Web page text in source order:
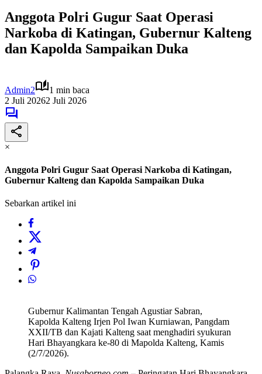
Anggota Polri Gugur Saat Operasi
Narkoba di Katingan, Gubernur Kalteng
dan Kapolda Sampaikan Duka
Admin2
1 min baca
2 Juli 20262 Juli 2026
×
Anggota Polri Gugur Saat Operasi Narkoba di Katingan,
Gubernur Kalteng dan Kapolda Sampaikan Duka
Sebarkan artikel ini
Gubernur Kalimantan Tengah Agustiar Sabran,
Kapolda Kalteng Irjen Pol Iwan Kurniawan, Pangdam
XXII/TB dan Kajati Kalteng saat menghadiri syukuran
Hari Bhayangkara ke-80 di Mapolda Kalteng, Kamis
(2/7/2026).